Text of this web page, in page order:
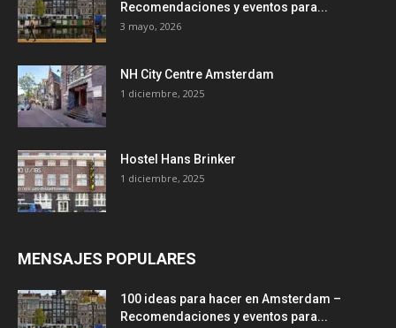
Recomendaciones y eventos para...
3 mayo, 2026
NH City Centre Amsterdam
1 diciembre, 2025
Hostel Hans Brinker
1 diciembre, 2025
MENSAJES POPULARES
100 ideas para hacer en Amsterdam –
Recomendaciones y eventos para...